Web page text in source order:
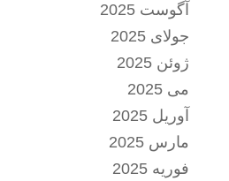
آگوست 2025
جولای 2025
ژوئن 2025
می 2025
آوریل 2025
مارس 2025
فوریه 2025